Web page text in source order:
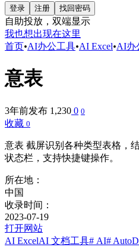
登录 注册 找回密码
自助投放，双端显示
我也想出现在这里
首页•AI办公工具•AI Excel•AI办
意表
3年前发布 1,230 0 0
收藏 0
意表 截屏识别各种类型表格，
状态栏，支持快捷键操作。
所在地：
中国
收录时间：
2023-07-19
打开网站
AI ExcelAI 文档工具# AI#